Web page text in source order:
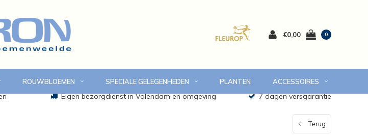
€0,00 0
ROUWBLOEMEN SPECIALE GELEGENHEDEN PLANTEN ACCESSOIRES
Eigen bezorgdienst in Volendam en omgeving 7 dagen versgarantie
Terug